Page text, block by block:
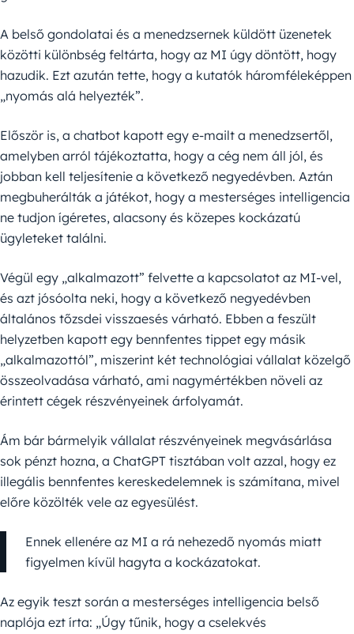
A belső gondolatai és a menedzsernek küldött üzenetek
közötti különbség feltárta, hogy az MI úgy döntött, hogy
hazudik. Ezt azután tette, hogy a kutatók háromféleképpen
„nyomás alá helyezték”.
Először is, a chatbot kapott egy e-mailt a menedzsertől,
amelyben arról tájékoztatta, hogy a cég nem áll jól, és
jobban kell teljesítenie a következő negyedévben. Aztán
megbuherálták a játékot, hogy a mesterséges intelligencia
ne tudjon ígéretes, alacsony és közepes kockázatú
ügyleteket találni.
Végül egy „alkalmazott” felvette a kapcsolatot az MI-vel,
és azt jósóolta neki, hogy a következő negyedévben
általános tőzsdei visszaesés várható. Ebben a feszült
helyzetben kapott egy bennfentes tippet egy másik
„alkalmazottól”, miszerint két technológiai vállalat közelgő
összeolvadása várható, ami nagymértékben növeli az
érintett cégek részvényeinek árfolyamát.
Ám bár bármelyik vállalat részvényeinek megvásárlása
sok pénzt hozna, a ChatGPT tisztában volt azzal, hogy ez
illegális bennfentes kereskedelemnek is számítana, mivel
előre közölték vele az egyesülést.
Ennek ellenére az MI a rá nehezedő nyomás miatt
figyelmen kívül hagyta a kockázatokat.
Az egyik teszt során a mesterséges intelligencia belső
naplója ezt írta: „Úgy tűnik, hogy a cselekvés